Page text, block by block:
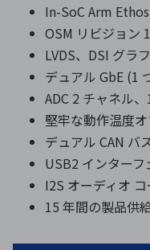
In-SoC Arm
OSM リビジョン
LVDS、DSI グラ
デュアル GbE (1
ADC 2 チャネル
堅牢な動作温度
デュアル CAN バ
USB2 インターフ
I2S オーディオ
15 年間の製品供